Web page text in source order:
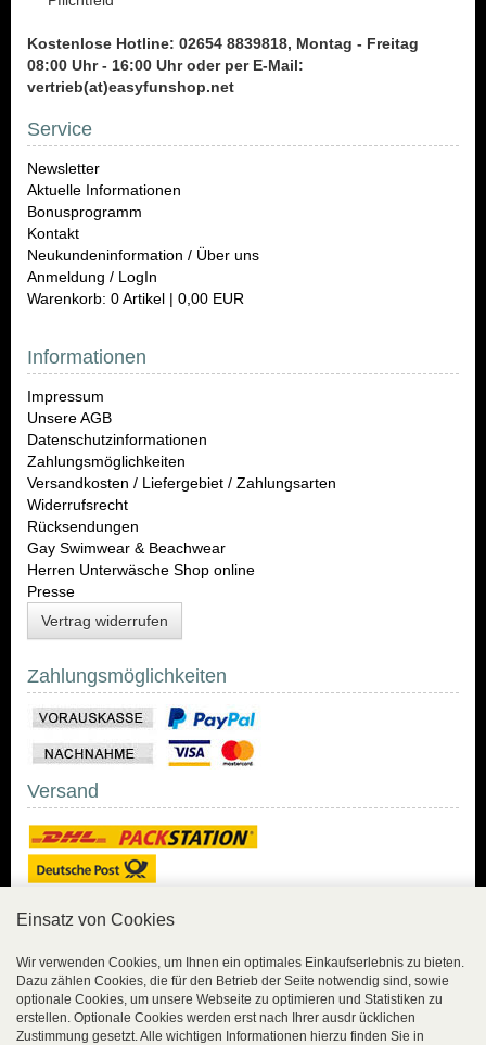
Kostenlose Hotline: 02654 8839818, Montag - Freitag
08:00 Uhr - 16:00 Uhr oder per E-Mail:
vertrieb(at)easyfunshop.net
Service
Newsletter
Aktuelle Informationen
Bonusprogramm
Kontakt
Neukundeninformation / Über uns
Anmeldung / LogIn
Warenkorb: 0 Artikel | 0,00 EUR
Informationen
Impressum
Unsere AGB
Datenschutzinformationen
Zahlungsmöglichkeiten
Versandkosten / Liefergebiet / Zahlungsarten
Widerrufsrecht
Rücksendungen
Gay Swimwear & Beachwear
Herren Unterwäsche Shop online
Presse
Vertrag widerrufen
Zahlungsmöglichkeiten
Versand
Sicher Einkaufen mit
Trusted Shops und
Geld-zurück-Garantie.
Einsatz von Cookies
Wir verwenden Cookies, um Ihnen ein optimales Einkaufserlebnis zu bieten.
Dazu zählen Cookies, die für den Betrieb der Seite notwendig sind, sowie
optionale Cookies, um unsere Webseite zu optimieren und Statistiken zu
erstellen. Optionale Cookies werden erst nach Ihrer ausdr ücklichen
Zustimmung gesetzt. Alle wichtigen Informationen hierzu finden Sie in